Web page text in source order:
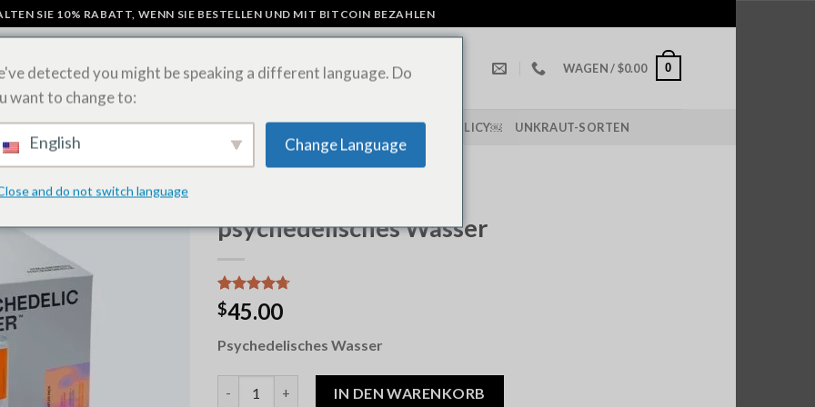
SIE 10% RABATT, WENN SIE BESTELLEN UND MIT BITCOIN BEZAHLEN
WAGEN /$0.00 0
PILZ-SCHOKOLADENRIEGEL LSD-BLÄTTER ONLINE KAUFEN SHIPPING POLICY￼ UNKRAUT-SORTEN
psychedelisches Wasser
Bewertet
mit4.67
basierend
6
Kundenbewertungen
$45.00
Psychedelisches Wasser
IN DEN WARENKORB
detected you might be speaking a different language. Do
want to change to:
English Change Language
and do not switch language